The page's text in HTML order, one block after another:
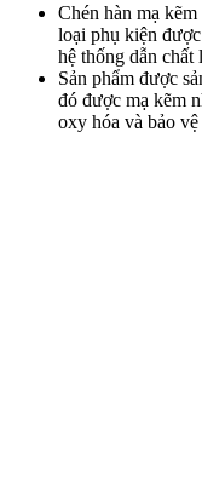
Chén hàn mạ
loại phụ kiện
hệ thống dẫn
Sản phẩm được
đó được mạ kẽm
oxy hóa và bảo